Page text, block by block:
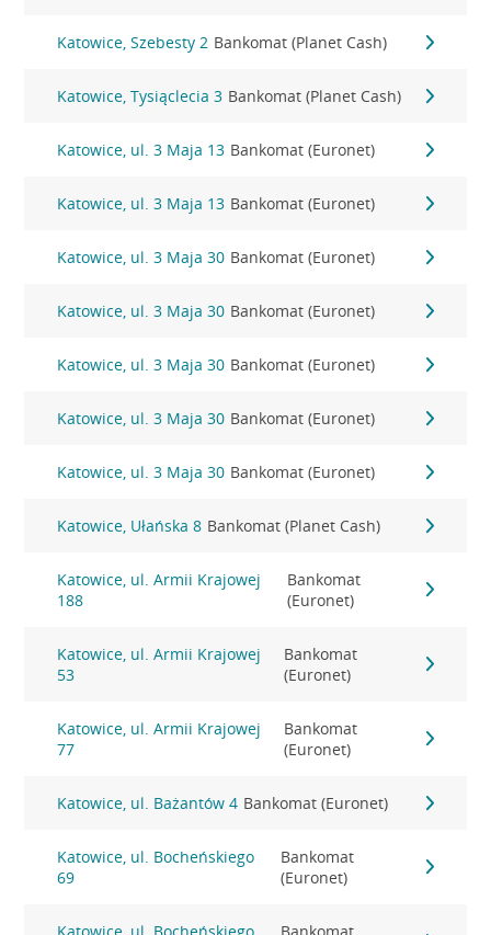
Katowice, Szebesty 2 Bankomat (Planet Cash)
Katowice, Tysiąclecia 3 Bankomat (Planet Cash)
Katowice, ul. 3 Maja 13 Bankomat (Euronet)
Katowice, ul. 3 Maja 13 Bankomat (Euronet)
Katowice, ul. 3 Maja 30 Bankomat (Euronet)
Katowice, ul. 3 Maja 30 Bankomat (Euronet)
Katowice, ul. 3 Maja 30 Bankomat (Euronet)
Katowice, ul. 3 Maja 30 Bankomat (Euronet)
Katowice, ul. 3 Maja 30 Bankomat (Euronet)
Katowice, Ułańska 8 Bankomat (Planet Cash)
Katowice, ul. Armii Krajowej
188
Bankomat
(Euronet)
Katowice, ul. Armii Krajowej
53
Bankomat
(Euronet)
Katowice, ul. Armii Krajowej
77
Bankomat
(Euronet)
Katowice, ul. Bażantów 4 Bankomat (Euronet)
Katowice, ul. Bocheńskiego
69
Bankomat
(Euronet)